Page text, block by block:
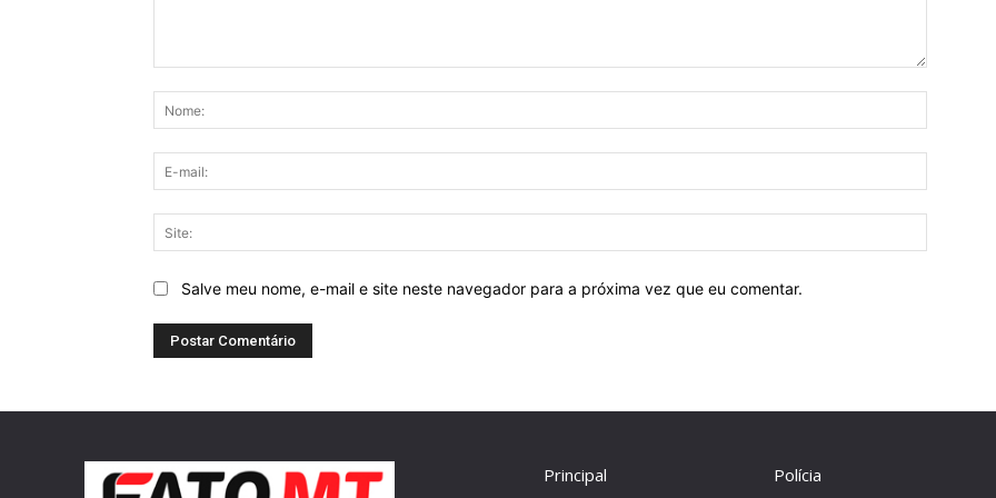
mail:
Salve meu nome, e-mail e site neste navegador para a próxima vez que eu comentar.
Principal Polícia